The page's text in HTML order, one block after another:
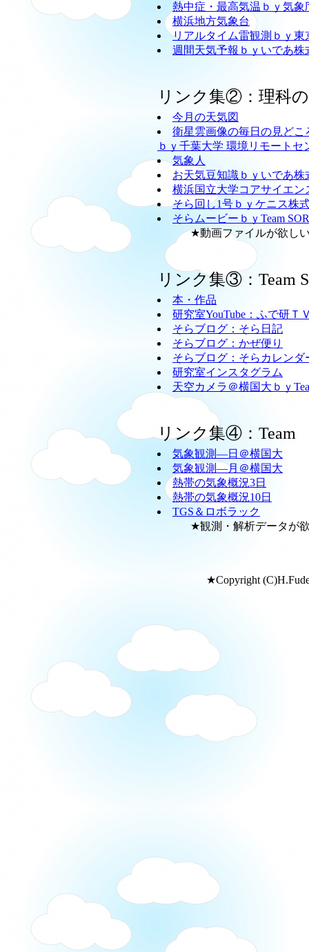
熱中症・最高気温ｂｙ気象
横浜地方気象台
リアルタイム雷観測ｂｙ東
週間天気予報ｂｙいであ株
リンク集②：理科
今月の天気図
衛星雲画像の毎日の見どこ
ｂｙ千葉大学 環境リモート
気象人
お天気豆知識ｂｙいであ株
横浜国立大学コアサイエン
そら回し1号ｂｙケニス株
そらムービーｂｙTeam
★動画ファイルが欲しい
リンク集③：Team
本・作品
研究室YouTube：ふで研Ｔ
そらブログ：そら日記
そらブログ：かぜ便り
そらブログ：そらカレンダ
研究室インスタグラム
天空カメラ＠横国大ｂｙ
リンク集④：
気象観測―日＠横国大
気象観測―月＠横国大
熱帯の気象概況3日
熱帯の気象概況10日
TGS＆ロボラック
★観測・解析データが欲し
★Copyright